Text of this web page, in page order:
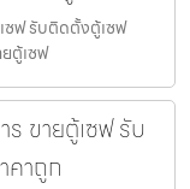
ซฟ รับติดตั้งตู้เซฟ
ตู้เซฟ
ขายตู้เซฟ รับ
คาถูก